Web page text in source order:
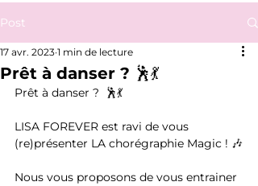
Post
Prêt à danser ? 🕺💃
17 avr. 2023 1 min de lecture
Prêt à danser ?  🕺💃
LISA FOREVER est ravi de vous
(re)présenter LA chorégraphie Magic ! 🎶
Nous vous proposons de vous entrainer